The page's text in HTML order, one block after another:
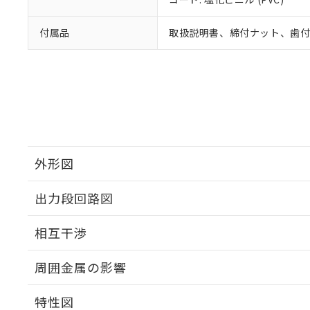
付属品 取扱説明書、締付ナット、歯
外形図
出力段回路図
相互干渉
周囲金属の影響
特性図